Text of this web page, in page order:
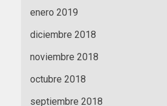
enero 2019
diciembre 2018
noviembre 2018
octubre 2018
septiembre 2018